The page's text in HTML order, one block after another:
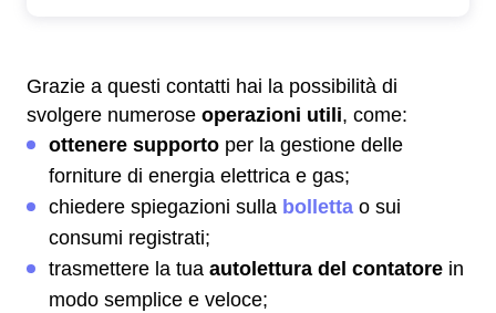
Grazie a questi contatti hai la possibilità di
svolgere numerose operazioni utili, come:
ottenere supporto per la gestione delle
forniture di energia elettrica e gas;
chiedere spiegazioni sulla bolletta o sui
consumi registrati;
trasmettere la tua autolettura del contatore in
modo semplice e veloce;